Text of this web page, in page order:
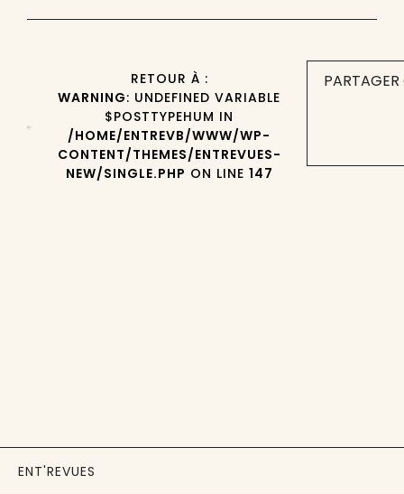
RETOUR À :
WARNING: UNDEFINED VARIABLE
$POSTTYPEHUM IN
/HOME/ENTREVB/WWW/WP-
CONTENT/THEMES/ENTREVUES-
NEW/SINGLE.PHP ON LINE 147
ENT'REVUES